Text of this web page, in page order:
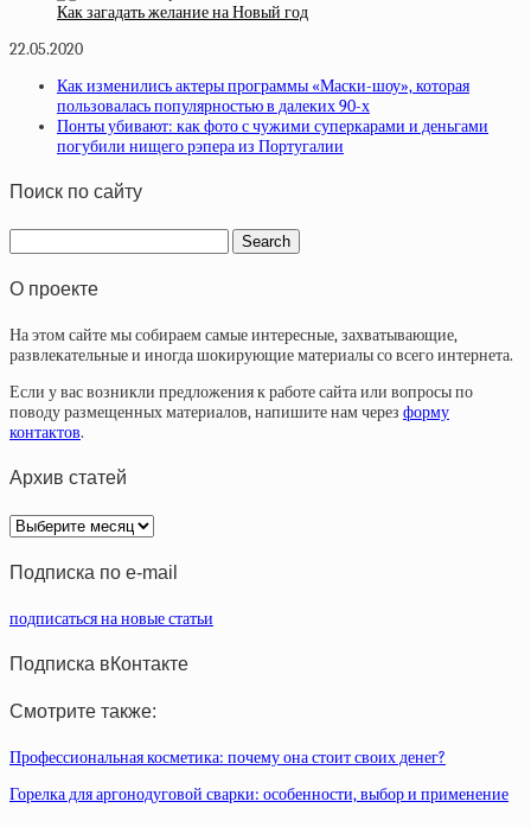
Как загадать желание на Новый год
22.05.2020
Как изменились актеры программы «Маски-шоу», которая
пользовалась популярностью в далеких 90-х
Понты убивают: как фото с чужими суперкарами и деньгами
погубили нищего рэпера из Португалии
Поиск по сайту
О проекте
На этом сайте мы собираем самые интересные, захватывающие,
развлекательные и иногда шокирующие материалы со всего интернета.
Если у вас возникли предложения к работе сайта или вопросы по
поводу размещенных материалов, напишите нам через форму
контактов.
Архив статей
Архив
статей
Подписка по e-mail
подписаться на новые статьи
Подписка вКонтакте
Смотрите также:
Профессиональная косметика: почему она стоит своих денег?
Горелка для аргонодуговой сварки: особенности, выбор и применение